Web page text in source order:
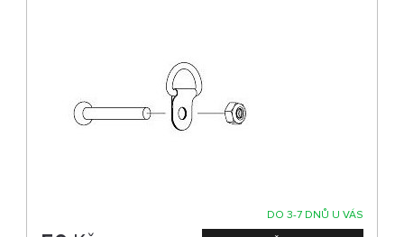
DO 3-7 DNŮ U VÁS